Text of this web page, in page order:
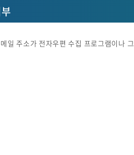
일 주소가 전자우편 수집 프로그램이나